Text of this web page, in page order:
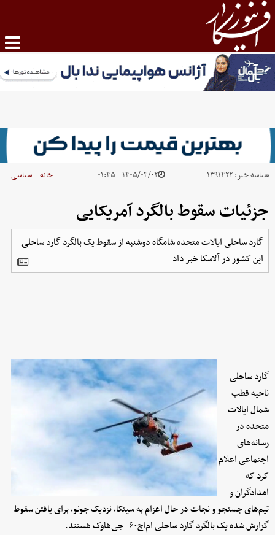
شناسه خبر:۱۳۹۱۴۲۲ ۱۴۰۵/۰۴/۰۲ - ۰۱:۴۵ خانه | سیاسی
جزئیات سقوط بالگرد آمریکایی
گارد ساحلی ایالات متحده شامگاه دوشنبه از سقوط یک بالگرد گارد ساحلی
این کشور در آلاسکا خبر داد
گارد ساحلی
ناحیه قطب
شمال ایالات
متحده در
رسانه‌های
اجتماعی اعلام
کرد که
امدادگران و
تیم‌های جستجو و نجات در حال اعزام به سیتکا، نزدیک جونو، برای یافتن سقوط
گزارش شده یک بالگرد گارد ساحلی ام‌اچ۶۰- جی‌هاوک هستند.